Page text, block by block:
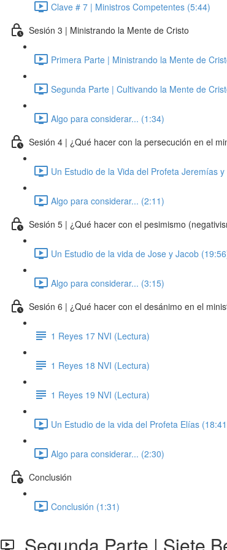
Clave # 7 | Ministros Competentes (5:44)
Sesión 3 | Ministrando la Mente de Cristo
Primera Parte | Ministrando la Mente de
Segunda Parte | Cultivando la Mente de
Algo para considerar... (1:34)
Sesión 4 | ¿Qué hacer con la persecución en el
Un Estudio de la Vida del Profeta Jeremías
Algo para considerar... (2:11)
Sesión 5 | ¿Qué hacer con el pesimismo
Un Estudio de la vida de Jose y Jacob
Algo para considerar... (3:15)
Sesión 6 | ¿Qué hacer con el desánimo en el
1 Reyes 17 NVI (Lectura)
1 Reyes 18 NVI (Lectura)
1 Reyes 19 NVI (Lectura)
Un Estudio de la vida del Profeta Elías
Algo para considerar... (2:30)
Conclusión
Conclusión (1:31)